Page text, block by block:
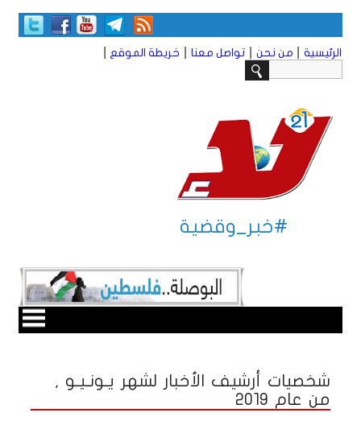
الرئيسية من نحن تواصل معنا خريطة الموقع
#خبر_وقضية
شخصيات أرشيف الأخبار لشهر يـونـيـو ,
من عام 2019